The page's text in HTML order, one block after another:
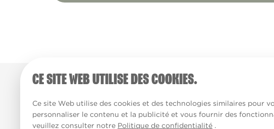
CE SITE WEB UTILISE DES COOKIES.
Ce site Web utilise des cookies et des technologies similaires pour
personnaliser le contenu et la publicité et vous fournir des
veuillez consulter notre Politique de confidentialité .